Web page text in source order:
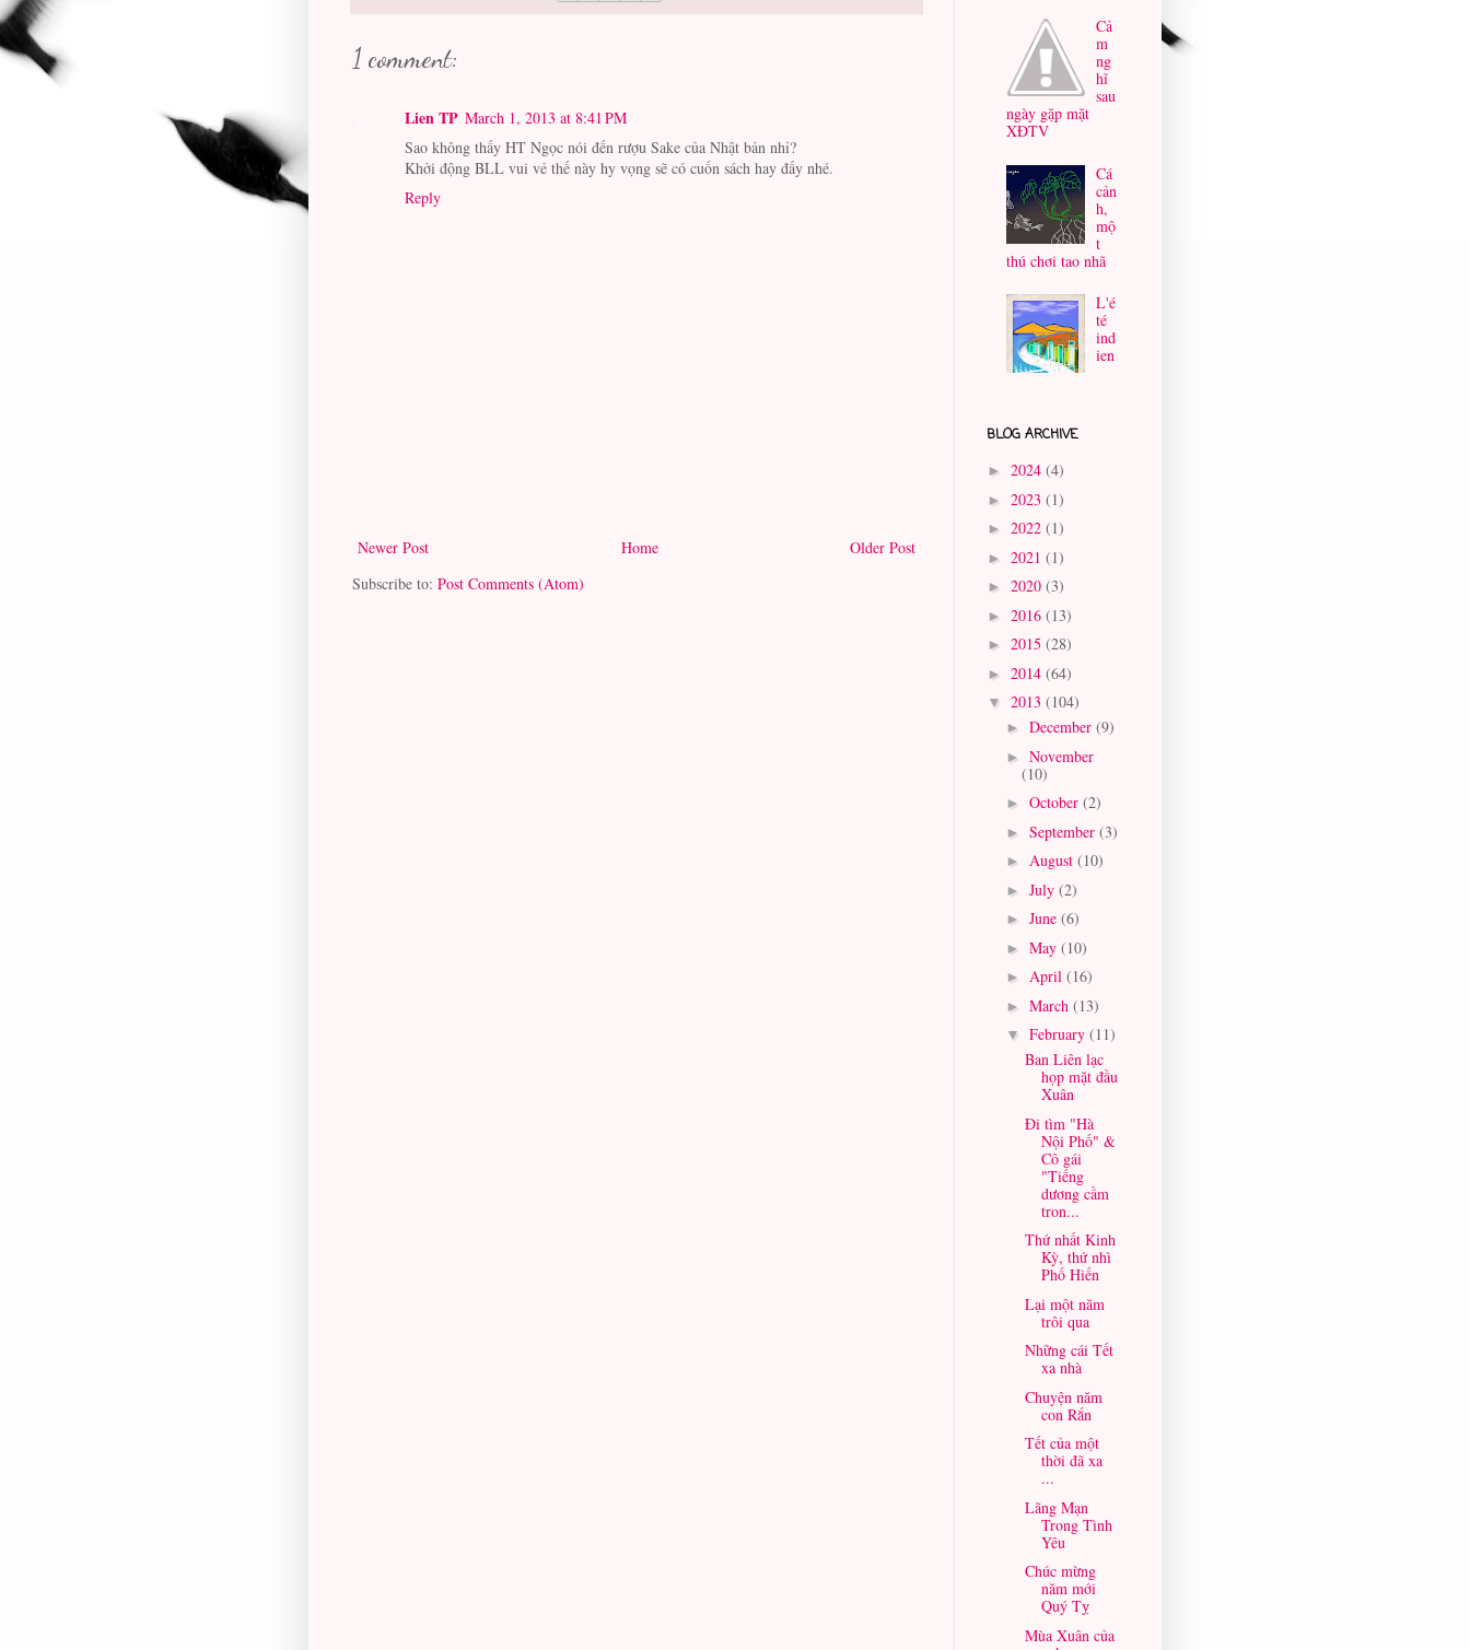
1 comment:
Lien TP March 1, 2013 at 8:41 PM
Sao không thấy HT Ngọc nói đến rượu Sake của Nhật bản nhỉ?
Khởi động BLL vui vẻ thế này hy vọng sẽ có cuốn sách hay đấy nhé.
Reply
Newer Post Older Post
Home
Subscribe to: Post Comments (Atom)
Cả
m
ng
hĩ
sau
ngày gặp mặt
XĐTV
Cá
cản
h,
mộ
t
thú chơi tao nhã
L'é
té
ind
ien
BLOG ARCHIVE
► 2024 (4)
► 2023 (1)
► 2022 (1)
► 2021 (1)
► 2020 (3)
► 2016 (13)
► 2015 (28)
► 2014 (64)
▼ 2013 (104)
► December (9)
► November
(10)
► October (2)
► September (3)
► August (10)
► July (2)
► June (6)
► May (10)
► April (16)
► March (13)
▼ February (11)
Ban Liên lạc
họp mặt đầu
Xuân
Đi tìm "Hà
Nội Phố" &
Cô gái
"Tiếng
dương cầm
tron...
Thứ nhất Kinh
Kỳ, thứ nhì
Phố Hiến
Lại một năm
trôi qua
Những cái Tết
xa nhà
Chuyện năm
con Rắn
Tết của một
thời đã xa
...
Lãng Mạn
Trong Tình
Yêu
Chúc mừng
năm mới
Quý Tỵ
Mùa Xuân của